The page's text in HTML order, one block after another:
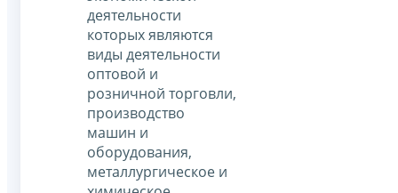
деятельности
которых являются
виды деятельности
оптовой и
розничной торговли,
производство
машин и
оборудования,
металлургическое и